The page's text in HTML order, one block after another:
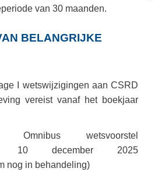
van 30 maanden.
BELANGRIJKE
I wetswijzigingen aan CSRD
vereist vanaf het boekjaar
Omnibus wetsvoorstel
10 december 2025
nog in behandeling)